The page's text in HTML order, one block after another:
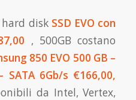
disk SSD EVO con
, 500GB costano
850 EVO 500 GB –
SATA 6Gb/s €166,00,
da Intel, Vertex,